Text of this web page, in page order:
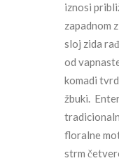
iznosi
zapadnom
sloj zida
od
komadi
žbuki.
floralne
strm